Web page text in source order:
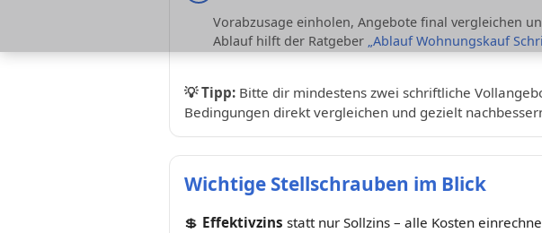
Vorabzusage einholen, Angebote final vergleichen
Ablauf hilft der Ratgeber „Ablauf Wohnungskauf
💡Tipp: Bitte dir mindestens zwei schriftliche
Bedingungen direkt vergleichen und gezielt
Wichtige Stellschrauben im Blick
💲 Effektivzins statt nur Sollzins – alle Kosten